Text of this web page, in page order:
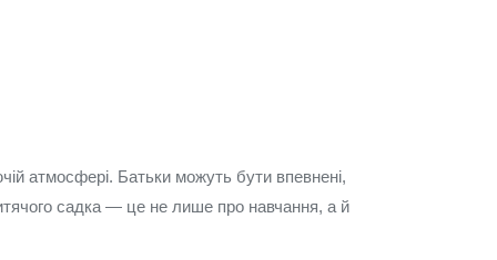
атмосфері. Батьки можуть бути впевнені,
садка — це не лише про навчання, а й